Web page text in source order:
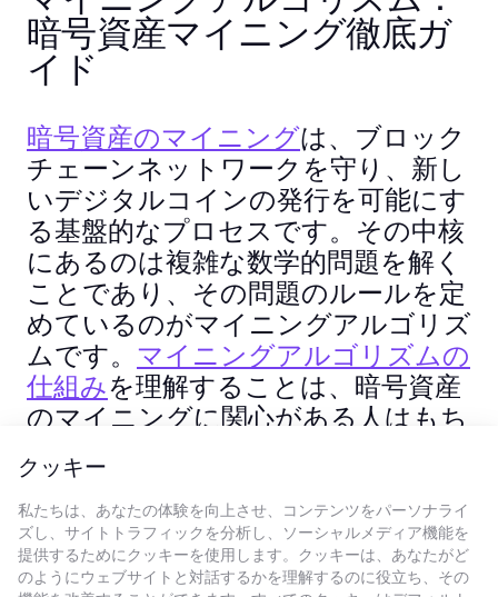
暗号資産マイニング徹底ガ
イド
暗号資産のマイニングは、ブロック
チェーンネットワークを守り、新し
いデジタルコインの発行を可能にす
る基盤的なプロセスです。その中核
にあるのは複雑な数学的問題を解く
ことであり、その問題のルールを定
めているのがマイニングアルゴリズ
ムです。 マイニングアルゴリズムの
仕組みを理解することは、暗号資産
のマイニングに関心がある人はもち
人気コインの仕組みを知りたい人に
とっても欠かせません。
もっと読む
クッキー
私たちは、あなたの体験を向上させ、コンテンツをパーソナライ
ズし、サイトトラフィックを分析し、ソーシャルメディア機能を
提供するためにクッキーを使用します。クッキーは、あなたがど
のようにウェブサイトと対話するかを理解するのに役立ち、その